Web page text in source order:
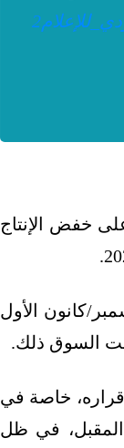
خفض الإنتاج
الثاني (2022)، إلى نهاية ديسمبر/كانون الأول
قراره، خاصة في
مارس/آذار المقبل، في ظل